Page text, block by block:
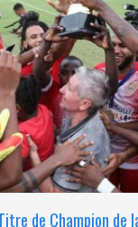
de Champion de